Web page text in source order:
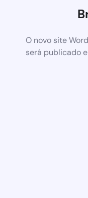
O novo site
será publicado